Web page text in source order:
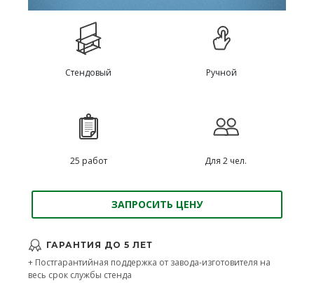
Стендовый Ручной
25 работ Для 2 чел.
ЗАПРОСИТЬ ЦЕНУ
ГАРАНТИЯ ДО 5 ЛЕТ
+ Постгарантийная поддержка от завода-изготовителя на
весь срок службы стенда